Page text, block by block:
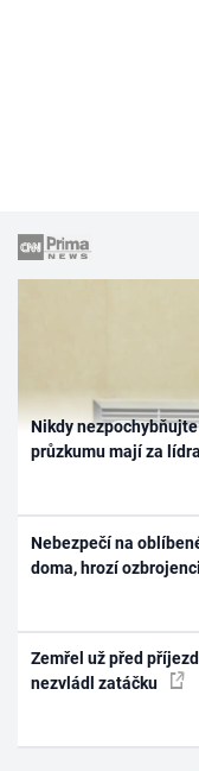
Nikdy
průzkumu mají za
Nebezpečí na
doma, hrozí
Zemřel už před
nezvládl zatáčku